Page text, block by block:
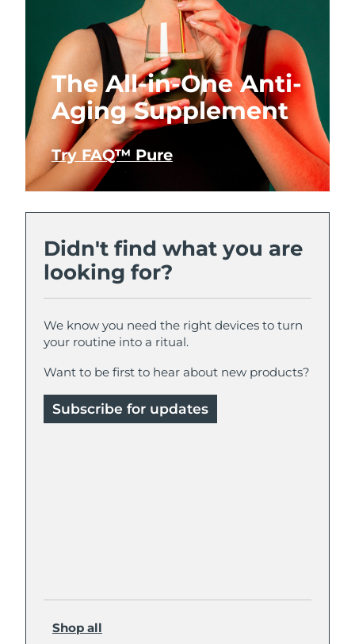
The All-in-One Anti-
Aging Supplement
Try FAQ™ Pure
Didn't find what you are
looking for?
We know you need the right devices to turn
your routine into a ritual.
Want to be first to hear about new products?
Subscribe for updates
Shop all